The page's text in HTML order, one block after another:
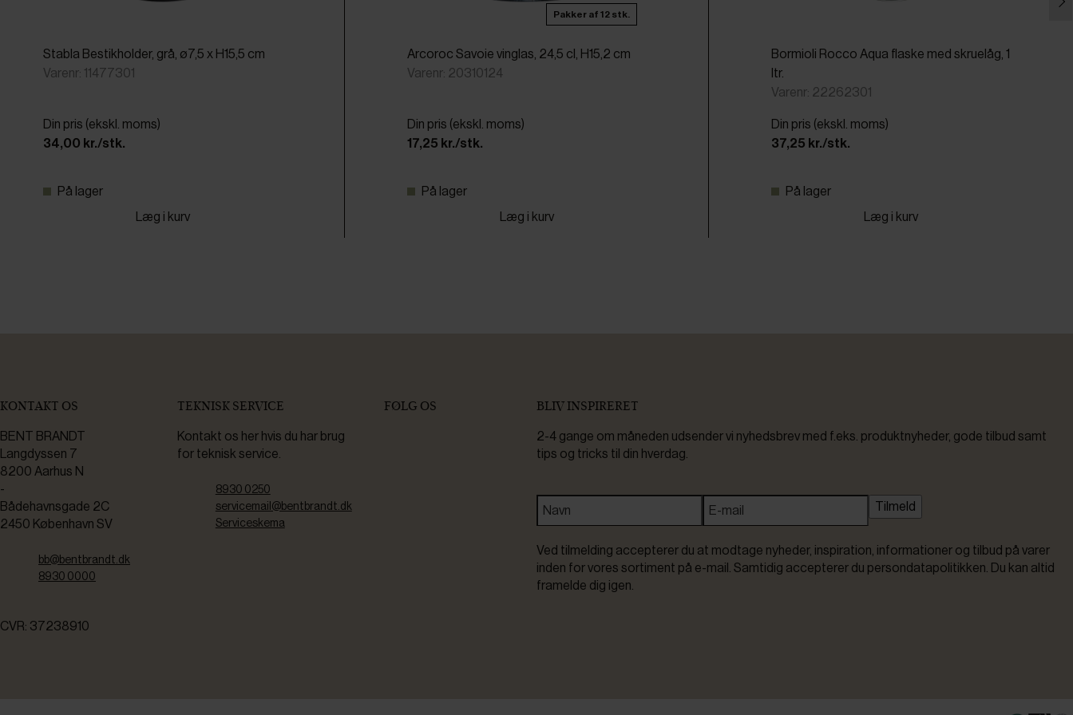
Stabla Bestikholder, grå, ø7,5 x H15,5 cm
Varenr: 11477301
Din pris (ekskl. moms)
34,00 kr./stk.
På lager
Læg i kurv
Pakker af 12 stk.
Arcoroc Savoie vinglas, 24,5 cl, H15,2 cm
Varenr: 20310124
Din pris (ekskl. moms)
17,25 kr./stk.
På lager
Læg i kurv
Bormioli Rocco Aqua flaske med skruelåg, 1
ltr.
Varenr: 22262301
Din pris (ekskl. moms)
37,25 kr./stk.
På lager
Læg i kurv
KONTAKT OS
BENT BRANDT
Langdyssen 7
8200 Aarhus N
-
Bådehavnsgade 2C
2450 København SV
bb@bentbrandt.dk
8930 0000
CVR: 37238910
TEKNISK SERVICE
Kontakt os her hvis du har brug
for teknisk service.
8930 0250
servicemail@bentbrandt.dk
Serviceskema
FØLG OS BLIV INSPIRERET
2-4 gange om måneden udsender vi nyhedsbrev med f.eks. produktnyheder, gode tilbud samt
tips og tricks til din hverdag.
Tilmeld
Ved tilmelding accepterer du at modtage nyheder, inspiration, informationer og tilbud på varer
inden for vores sortiment på e-mail. Samtidig accepterer du persondatapolitikken. Du kan altid
framelde dig igen.